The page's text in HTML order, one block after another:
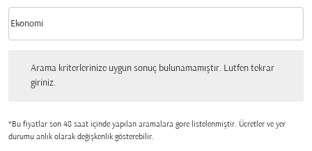
Kabin Sınıfı option Ekonomi Selected
Ekonomi
keyboard_arrow_down
Arama kriterlerinize uygun sonuç bulunamamıştır. Lutfen tekrar
giriniz.
*Bu fiyatlar son 48 saat içinde yapılan aramalara gore listelenmiştir. Ücretler ve yer
durumu anlık olarak değişkenlik gösterebilir.